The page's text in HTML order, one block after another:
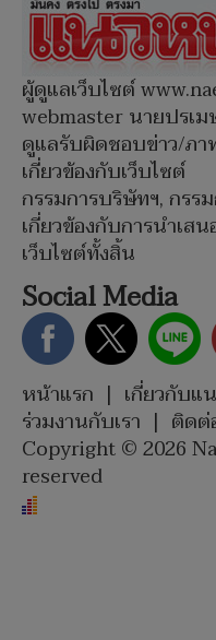
ผู้ดูแลเว็บไซต์
webmaster นายปรเม
ดูแลรับผิดชอบข่าว/ภ
เกี่ยวข้องกับเว็บไซต์
กรรมการบริษัทฯ, กรร
เกี่ยวข้องกับการนำเส
เว็บไซต์ทั้งสิ้น
Social Media
หน้าแรก | เกี่ยวกับแ
ร่วมงานกับเรา | ติดต่
Copyright © 2026
reserved